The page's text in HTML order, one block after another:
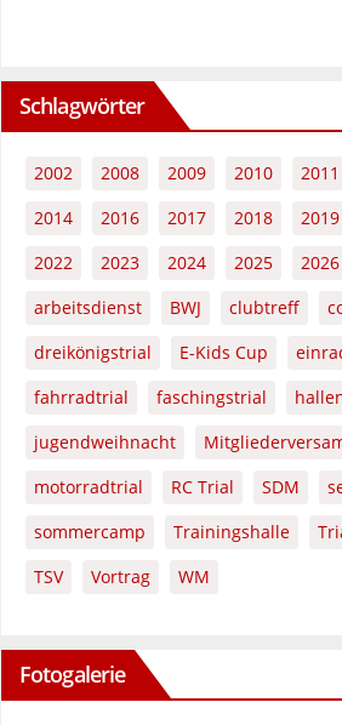
Schlagwörter
2002 2008 2009 2010 2011
2014
2016 2017 2018 2019
2022
2023 2024 2025 2026
arbeitsdienst
BWJ clubtreff
dreikönigstrial
E-Kids Cup
fahrradtrial
faschingstrial
jugendweihnacht
motorradtrial
RC Trial SDM
sommercamp
Trainingshalle
TSV
Vortrag WM
Fotogalerie